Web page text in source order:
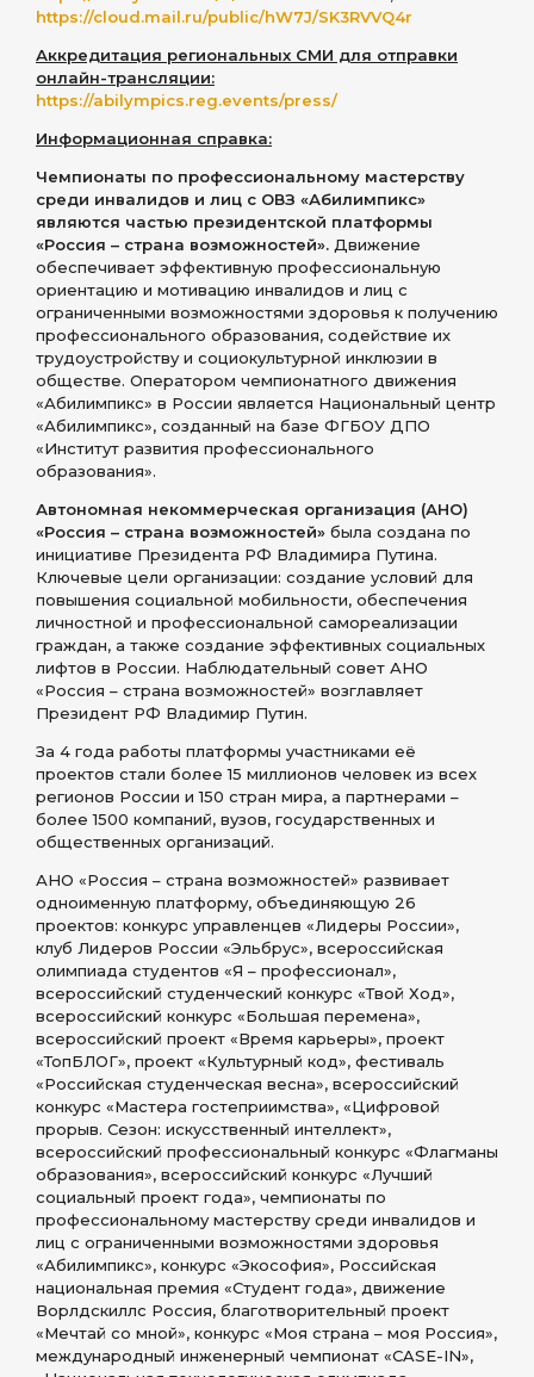
https://cloud.mail.ru/public/hW7J/SK3RVVQ4r
Аккредитация региональных СМИ для отправки
онлайн-трансляции:
https://abilympics.reg.events/press/
Информационная справка:
Чемпионаты по профессиональному мастерству
среди инвалидов и лиц с ОВЗ «Абилимпикс»
являются частью президентской платформы
«Россия – страна возможностей». Движение
обеспечивает эффективную профессиональную
ориентацию и мотивацию инвалидов и лиц с
ограниченными возможностями здоровья к получению
профессионального образования, содействие их
трудоустройству и социокультурной инклюзии в
обществе. Оператором чемпионатного движения
«Абилимпикс» в России является Национальный центр
«Абилимпикс», созданный на базе ФГБОУ ДПО
«Институт развития профессионального
образования».
Автономная некоммерческая организация (АНО)
«Россия – страна возможностей» была создана по
инициативе Президента РФ Владимира Путина.
Ключевые цели организации: создание условий для
повышения социальной мобильности, обеспечения
личностной и профессиональной самореализации
граждан, а также создание эффективных социальных
лифтов в России. Наблюдательный совет АНО
«Россия – страна возможностей» возглавляет
Президент РФ Владимир Путин.
За 4 года работы платформы участниками её
проектов стали более 15 миллионов человек из всех
регионов России и 150 стран мира, а партнерами –
более 1500 компаний, вузов, государственных и
общественных организаций.
АНО «Россия – страна возможностей» развивает
одноименную платформу, объединяющую 26
проектов: конкурс управленцев «Лидеры России»,
клуб Лидеров России «Эльбрус», всероссийская
олимпиада студентов «Я – профессионал»,
всероссийский студенческий конкурс «Твой Ход»,
всероссийский конкурс «Большая перемена»,
всероссийский проект «Время карьеры», проект
«ТопБЛОГ», проект «Культурный код», фестиваль
«Российская студенческая весна», всероссийский
конкурс «Мастера гостеприимства», «Цифровой
прорыв. Сезон: искусственный интеллект»,
всероссийский профессиональный конкурс «Флагманы
образования», всероссийский конкурс «Лучший
социальный проект года», чемпионаты по
профессиональному мастерству среди инвалидов и
лиц с ограниченными возможностями здоровья
«Абилимпикс», конкурс «Экософия», Российская
национальная премия «Студент года», движение
Ворлдскиллс Россия, благотворительный проект
«Мечтай со мной», конкурс «Моя страна – моя Россия»,
международный инженерный чемпионат «CASE-IN»,